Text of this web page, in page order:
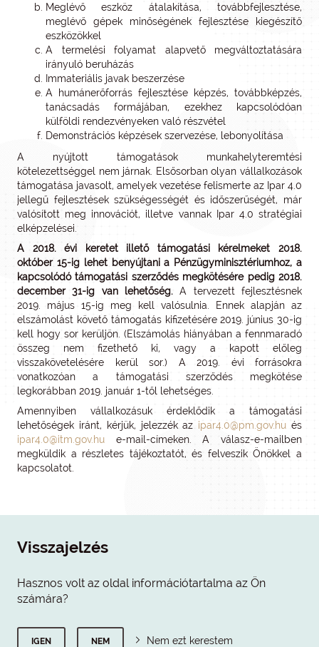
Meglévő eszköz átalakítása, továbbfejlesztése,
meglévő gépek minőségének fejlesztése kiegészítő
eszközökkel
A termelési folyamat alapvető megváltoztatására
irányuló beruházás
Immateriális javak beszerzése
A humánerőforrás fejlesztése képzés, továbbképzés,
tanácsadás formájában, ezekhez kapcsolódóan
külföldi rendezvényeken való részvétel
Demonstrációs képzések szervezése, lebonyolítása
A nyújtott támogatások munkahelyteremtési
kötelezettséggel nem járnak. Elsősorban olyan vállalkozások
támogatása javasolt, amelyek vezetése felismerte az Ipar 4.0
jellegű fejlesztések szükségességét és időszerűségét, már
valósított meg innovációt, illetve vannak Ipar 4.0 stratégiai
elképzelései.
A 2018. évi keretet illető támogatási kérelmeket 2018.
október 15-ig lehet benyújtani a Pénzügyminisztériumhoz, a
kapcsolódó támogatási szerződés megkötésére pedig 2018.
december 31-ig van lehetőség. A tervezett fejlesztésnek
2019. május 15-ig meg kell valósulnia. Ennek alapján az
elszámolást követő támogatás kifizetésére 2019. június 30-ig
kell hogy sor kerüljön. (Elszámolás hiányában a fennmaradó
összeg nem fizethető ki, vagy a kapott előleg
visszakövetelésére kerül sor.) A 2019. évi forrásokra
vonatkozóan a támogatási szerződés megkötése
legkorábban 2019. január 1-től lehetséges.
Amennyiben vállalkozásuk érdeklődik a támogatási
lehetőségek iránt, kérjük, jelezzék az ipar4.0@pm.gov.hu és
ipar4.0@itm.gov.hu e-mail-címeken. A válasz-e-mailben
megküldik a részletes tájékoztatót, és felveszik Önökkel a
kapcsolatot.
Visszajelzés
Hasznos volt az oldal információtartalma az Ön
számára?
IGEN NEM Nem ezt kerestem